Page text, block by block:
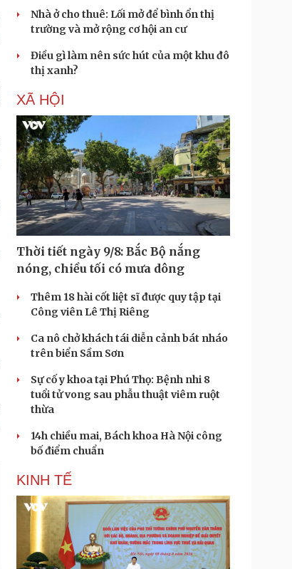
Nhà ở cho thuê: Lối mở để bình ổn thị
trường và mở rộng cơ hội an cư
Điều gì làm nên sức hút của một khu đô
thị xanh?
XÃ HỘI
Thời tiết ngày 9/8: Bắc Bộ nắng
nóng, chiều tối có mưa dông
Thêm 18 hài cốt liệt sĩ được quy tập tại
Công viên Lê Thị Riêng
Ca nô chở khách tái diễn cảnh bát nháo
trên biển Sầm Sơn
Sự cố y khoa tại Phú Thọ: Bệnh nhi 8
tuổi tử vong sau phẫu thuật viêm ruột
thừa
14h chiều mai, Bách khoa Hà Nội công
bố điểm chuẩn
KINH TẾ